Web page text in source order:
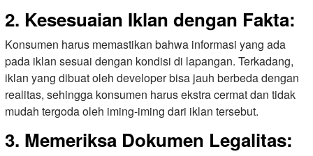
2. Kesesuaian Iklan dengan Fakta:
Konsumen harus memastikan bahwa informasi yang ada
pada iklan sesuai dengan kondisi di lapangan. Terkadang,
iklan yang dibuat oleh developer bisa jauh berbeda dengan
realitas, sehingga konsumen harus ekstra cermat dan tidak
mudah tergoda oleh iming-iming dari iklan tersebut.
3. Memeriksa Dokumen Legalitas: